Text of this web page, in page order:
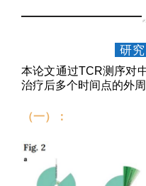
研
本论文通过TCR测序对
治疗后多个时间点的外
（一）：